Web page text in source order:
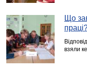
Що
взяли